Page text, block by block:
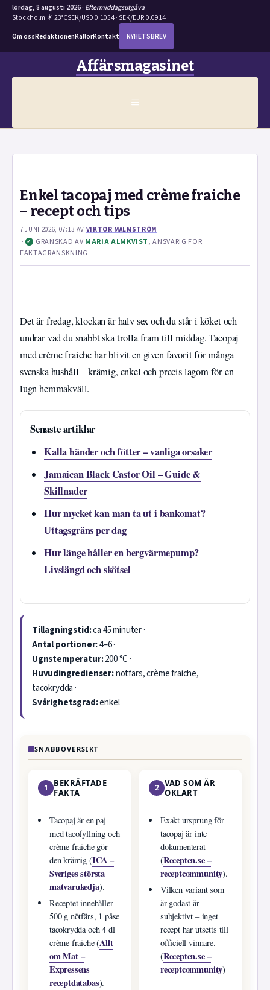
lördag, 8 augusti 2026 · Eftermiddagsutgåva
Stockholm ☀ 23°CSEK/USD 0.1054 · SEK/EUR 0.0914
Om ossRedaktionenKällorKontakt NYHETSBREV
Affärsmagasinet
MENY
Enkel tacopaj med crème fraiche
– recept och tips
7 JUNI 2026, 07:13 AV VIKTOR MALMSTRÖM
· ✓ GRANSKAD AV MARIA ALMKVIST, ANSVARIG FÖR
FAKTAGRANSKNING
Det är fredag, klockan är halv sex och du står i köket och
undrar vad du snabbt ska trolla fram till middag. Tacopaj
med crème fraiche har blivit en given favorit för många
svenska hushåll – krämig, enkel och precis lagom för en
lugn hemmakväll.
Senaste artiklar
Kalla händer och fötter – vanliga orsaker
Jamaican Black Castor Oil – Guide &
Skillnader
Hur mycket kan man ta ut i bankomat?
Uttagsgräns per dag
Hur länge håller en bergvärmepump?
Livslängd och skötsel
Tillagningstid:ca 45 minuter ·
Antal portioner:4–6 ·
Ugnstemperatur:200 °C ·
Huvudingredienser:nötfärs, crème fraiche,
tacokrydda ·
Svårighetsgrad:enkel
SNABBÖVERSIKT
1
BEKRÄFTADE
FAKTA
Tacopaj är en paj
med tacofyllning och
crème fraiche gör
den krämig (ICA –
Sveriges största
matvarukedja).
Receptet innehåller
500 g nötfärs, 1 påse
tacokrydda och 4 dl
crème fraiche (Allt
om Mat –
Expressens
receptdatabas).
2 VAD SOM ÄR
OKLART
Exakt ursprung för
tacopaj är inte
dokumenterat
(Recepten.se –
receptcommunity).
Vilken variant som
är godast är
subjektivt – inget
recept har utsetts till
officiell vinnare.
(Recepten.se –
receptcommunity)